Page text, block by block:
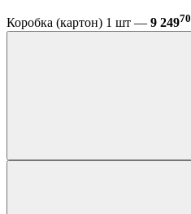
Коробка (картон) 1 шт — 9 24970